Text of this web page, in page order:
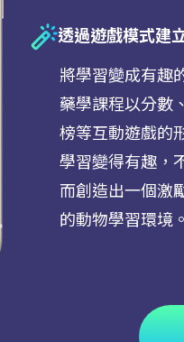
透過遊戲模式建
將學習變成有趣
藥學課程以分數
榜等互動遊戲的
學習變得有趣，
而創造出一個激
的動物學習環境。